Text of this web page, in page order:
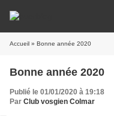
Accueil » Bonne année 2020
Bonne année 2020
Publié le 01/01/2020 à 19:18
Par Club vosgien Colmar